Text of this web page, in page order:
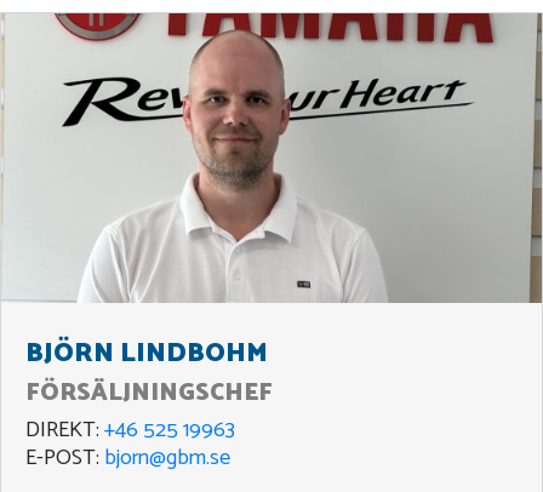
BJÖRN LINDBOHM
FÖRSÄLJNINGSCHEF
DIREKT:+46 525 19963
E-POST: bjorn@gbm.se